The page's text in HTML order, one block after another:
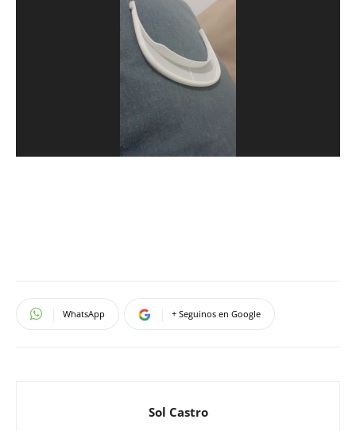
WhatsApp + Seguinos en Google
Sol Castro